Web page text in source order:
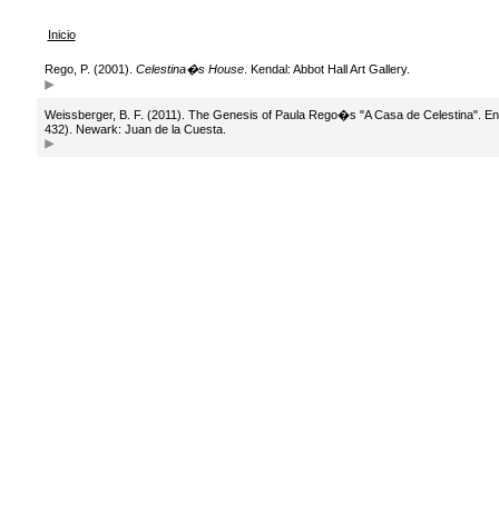
Inicio
Rego, P. (2001). Celestina�s House. Kendal: Abbot Hall Art Gallery.
Weissberger, B. F. (2011). The Genesis of Paula Rego�s "A Casa de Celestina".
432). Newark: Juan de la Cuesta.